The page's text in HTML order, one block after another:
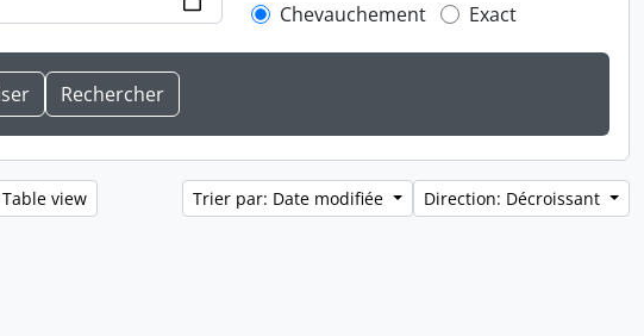
Chevauchement
Exact
Table view Trier par: Date modifiée Direction: Décroissant